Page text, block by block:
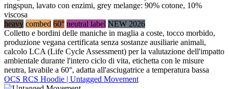
ringspun, lavato con enzimi, grey melange: 90% cotone, 10%
viscosa
heavy combed 60° neutral label NEW 2026
Colletto e bordini delle maniche in maglia a coste, tocco morbido,
produzione vegana certificata senza sostanze ausiliarie animali,
calcolo LCA (Life Cycle Assessment) per la valutazione dell'impatto
ambientale durante l'intero ciclo di vita, etichetta con le misure
neutra, lavabile a 60°, adatta all'asciugatrice a temperatura bassa
OCS RCS Hoodie | Untagged Movement